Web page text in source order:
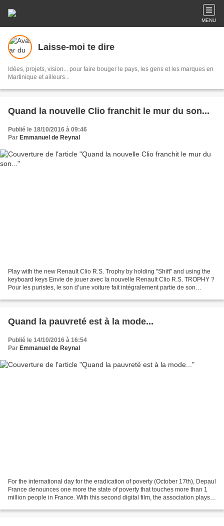
MENU
Laisse-moi te dire
Idées, projets, vision... pour faire bouger le pays, les gens et les marques en
Martinique et ailleurs...
Quand la nouvelle Clio franchit le mur du son...
Publié le 18/10/2016 à 09:46
Par Emmanuel de Reynal
Play with the new Renault Clio R.S. Trophy by holding "Shift" and using the
keyboard keys Envie de jouer avec la nouvelle Renault Clio R.S. TROPHY ?
Pour les puristes, le son d’une voiture fait intégralement partie de son
Quand la pauvreté est à la mode...
Publié le 14/10/2016 à 16:54
Par Emmanuel de Reynal
For the international day for the eradication of poverty (October 17th), Depaul
France denounces one more the state of poverty that touches more than 1
million people in France. With this second digital film, the association plays